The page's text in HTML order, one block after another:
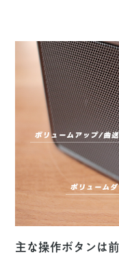
主な操作ボタンは